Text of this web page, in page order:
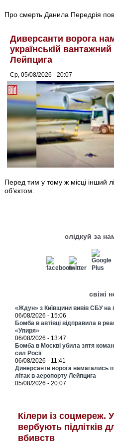
Про смерть Данила Передрія
Диверсанти ворога
українській
Лейпцига
Ср, 05/08/2026 - 20:07
Перед тим у тому ж місці інший
об’єктом.
слідкуй за
свіжі
«Ждун» з Київщини вивів СБУ на
06/08/2026 - 15:06
Бомба в автівці відправила в
«Упиря»
06/08/2026 - 13:47
Бомба в Москві убила зятя
сил Росії
06/08/2026 - 11:41
Диверсанти ворога намагались
літак в аеропорту Лейпцига
05/08/2026 - 20:07
Кілери із соцмереж.
вербують підлітків
вбивств